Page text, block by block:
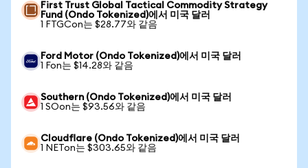
First Trust Global Tactical Commodity Strategy
Fund (Ondo Tokenized)에서 미국 달러
1 FTGCon는 $28.77와 같음
Ford Motor (Ondo Tokenized)에서 미국 달러
1 Fon는 $14.28와 같음
Southern (Ondo Tokenized)에서 미국 달러
1 SOon는 $93.56와 같음
Cloudflare (Ondo Tokenized)에서 미국 달러
1 NETon는 $303.65와 같음